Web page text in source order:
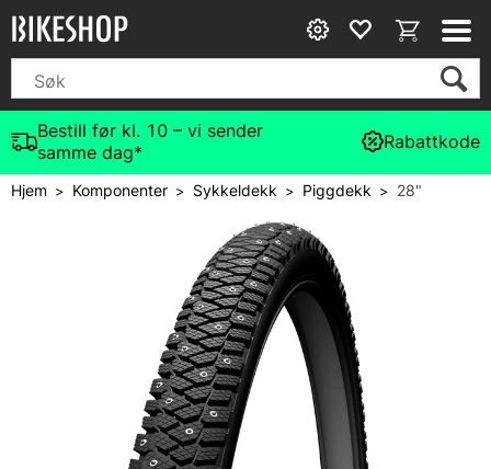
Bestill før kl. 10 – vi sender
samme dag*
Rabattkode
Hjem> Komponenter> Sykkeldekk> Piggdekk> 28"